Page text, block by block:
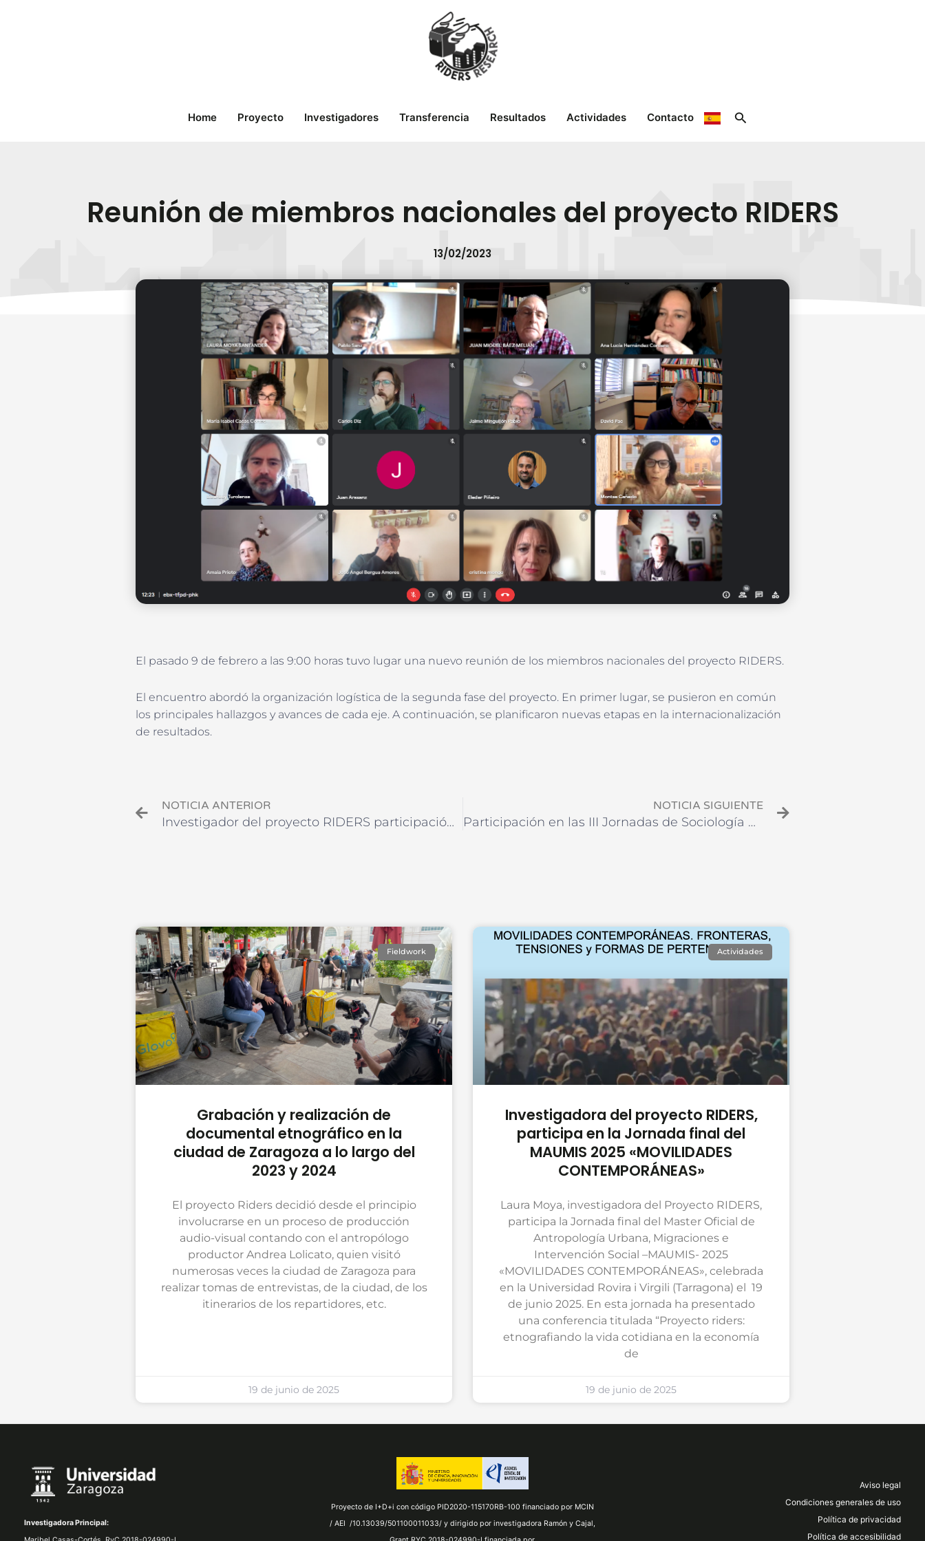
Home Proyecto Investigadores Transferencia Resultados Actividades Contacto Buscar
Reunión de miembros nacionales del proyecto RIDERS
13/02/2023
El pasado 9 de febrero a las 9:00 horas tuvo lugar una nuevo reunión de los miembros nacionales del proyecto RIDERS.
El encuentro abordó la organización logística de la segunda fase del proyecto. En primer lugar, se pusieron en común
los principales hallazgos y avances de cada eje. A continuación, se planificaron nuevas etapas en la internacionalización
de resultados.
NOTICIA ANTERIOR
Investigador del proyecto RIDERS participación en el 2º Congreso Internacional de Interculturalidad y Pensamiento Crítico. 16 de noviembre 2022.
NOTICIA SIGUIENTE
Participación en las III Jornadas de Sociología de la Universidad Nacional de Mar del Plata (Argentina). 16 y 17 de marzo de 2023
Fieldwork
Grabación y realización de
documental etnográfico en la
ciudad de Zaragoza a lo largo del
2023 y 2024
El proyecto Riders decidió desde el principio
involucrarse en un proceso de producción
audio-visual contando con el antropólogo
productor Andrea Lolicato, quien visitó
numerosas veces la ciudad de Zaragoza para
realizar tomas de entrevistas, de la ciudad, de los
itinerarios de los repartidores, etc.
19 de junio de 2025
Actividades
Investigadora del proyecto RIDERS,
participa en la Jornada final del
MAUMIS 2025 «MOVILIDADES
CONTEMPORÁNEAS»
Laura Moya, investigadora del Proyecto RIDERS,
participa la Jornada final del Master Oficial de
Antropología Urbana, Migraciones e
Intervención Social –MAUMIS- 2025
«MOVILIDADES CONTEMPORÁNEAS», celebrada
en la Universidad Rovira i Virgili (Tarragona) el 19
de junio 2025. En esta jornada ha presentado
una conferencia titulada “Proyecto riders:
etnografiando la vida cotidiana en la economía
de
19 de junio de 2025
Investigadora Principal:
Proyecto de I+D+i con código PID2020-115170RB-100 financiado por MCIN
/ AEI /10.13039/501100011033/ y dirigido por investigadora Ramón y Cajal,
Aviso legal
Condiciones generales de uso
Política de privacidad
Política de accesibilidad